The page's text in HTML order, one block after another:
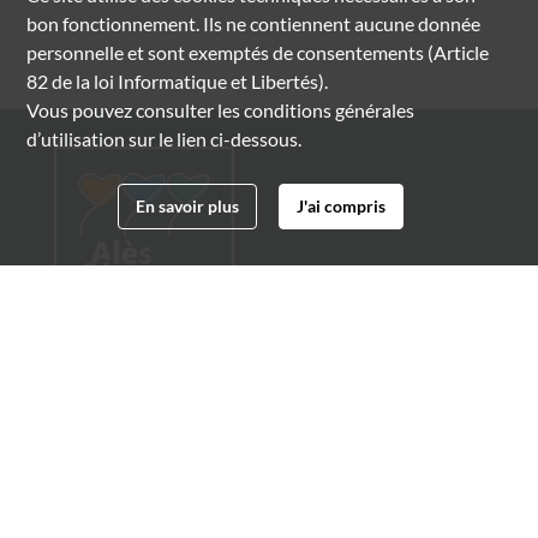
bon fonctionnement. Ils ne contiennent aucune donnée
personnelle et sont exemptés de consentements (Article
82 de la loi Informatique et Libertés).
Vous pouvez consulter les conditions générales
d’utilisation sur le lien ci-dessous.
En savoir plus J'ai compris